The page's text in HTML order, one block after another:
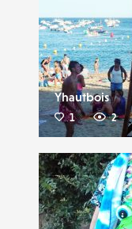
Yhautbois
1 2